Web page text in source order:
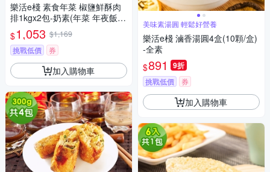
樂活e棧 素食年菜 椒鹽鮮酥肉
排1kgx2包-奶素(年菜 年夜飯
肉排)(年菜預購)
$1,053 $1,169
挑戰低價
券
加入購物車
美味素湯圓 輕鬆好營養
樂活e棧 滷香湯圓4盒(10顆/盒)
-全素
$891 9折
挑戰低價 券
加入購物車